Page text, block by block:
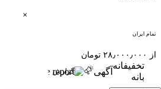
تمام ایران
از ۲۸٫۰۰۰٫۰۰۰ تومان
تخفیفانه
بانه
آگهی گزارش